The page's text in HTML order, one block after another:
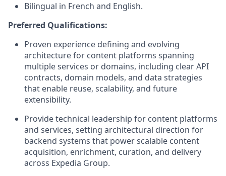
Bilingual in French and English.
Preferred Qualifications:
Proven experience defining and evolving
architecture for content platforms spanning
multiple services or domains, including clear API
contracts, domain models, and data strategies
that enable reuse, scalability, and future
extensibility.
Providetechnical leadership for content platforms
and services, setting architectural direction for
backend systems that power scalable content
acquisition, enrichment, curation, and delivery
across Expedia Group.